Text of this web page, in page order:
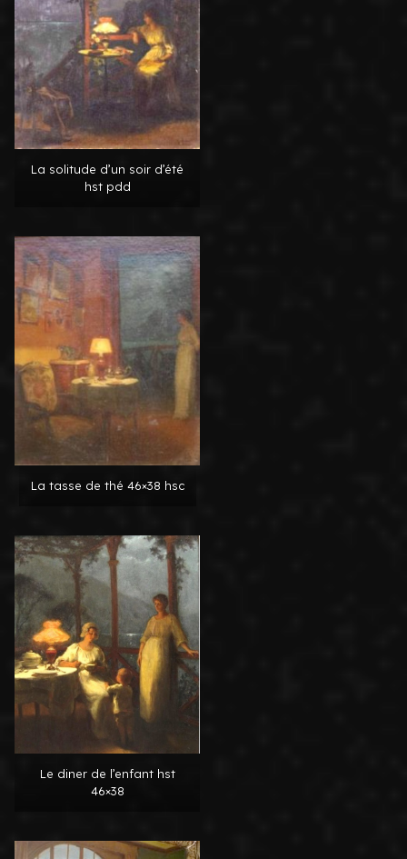
La solitude d’un soir d’été
hst pdd
La tasse de thé 46×38 hsc
Le diner de l’enfant hst
46×38